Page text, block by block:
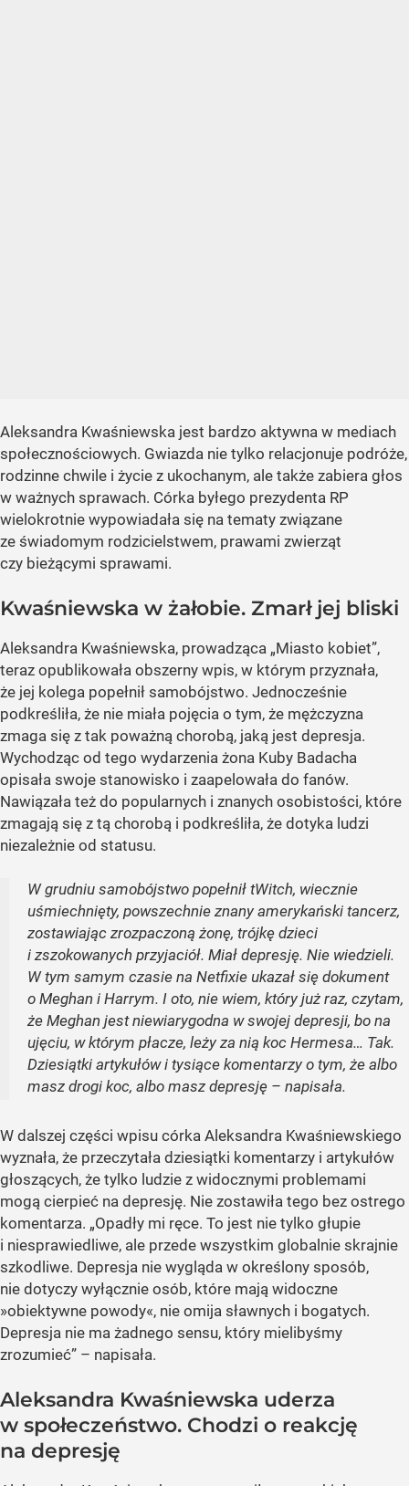
Aleksandra Kwaśniewska jest bardzo aktywna w mediach
społecznościowych. Gwiazda nie tylko relacjonuje podróże,
rodzinne chwile i życie z ukochanym, ale także zabiera głos
w ważnych sprawach. Córka byłego prezydenta RP
wielokrotnie wypowiadała się na tematy związane
ze świadomym rodzicielstwem, prawami zwierząt
czy bieżącymi sprawami.
Kwaśniewska w żałobie. Zmarł jej bliski
Aleksandra Kwaśniewska, prowadząca „Miasto kobiet”,
teraz opublikowała obszerny wpis, w którym przyznała,
że jej kolega popełnił samobójstwo. Jednocześnie
podkreśliła, że nie miała pojęcia o tym, że mężczyzna
zmaga się z tak poważną chorobą, jaką jest depresja.
Wychodząc od tego wydarzenia żona Kuby Badacha
opisała swoje stanowisko i zaapelowała do fanów.
Nawiązała też do popularnych i znanych osobistości, które
zmagają się z tą chorobą i podkreśliła, że dotyka ludzi
niezależnie od statusu.
W grudniu samobójstwo popełnił tWitch, wiecznie
uśmiechnięty, powszechnie znany amerykański tancerz,
zostawiając zrozpaczoną żonę, trójkę dzieci
i zszokowanych przyjaciół. Miał depresję. Nie wiedzieli.
W tym samym czasie na Netfixie ukazał się dokument
o Meghan i Harrym. I oto, nie wiem, który już raz, czytam,
że Meghan jest niewiarygodna w swojej depresji, bo na
ujęciu, w którym płacze, leży za nią koc Hermesa… Tak.
Dziesiątki artykułów i tysiące komentarzy o tym, że albo
masz drogi koc, albo masz depresję – napisała.
W dalszej części wpisu córka Aleksandra Kwaśniewskiego
wyznała, że przeczytała dziesiątki komentarzy i artykułów
głoszących, że tylko ludzie z widocznymi problemami
mogą cierpieć na depresję. Nie zostawiła tego bez ostrego
komentarza. „Opadły mi ręce. To jest nie tylko głupie
i niesprawiedliwe, ale przede wszystkim globalnie skrajnie
szkodliwe. Depresja nie wygląda w określony sposób,
nie dotyczy wyłącznie osób, które mają widoczne
»obiektywne powody«, nie omija sławnych i bogatych.
Depresja nie ma żadnego sensu, który mielibyśmy
zrozumieć” – napisała.
Aleksandra Kwaśniewska uderza
w społeczeństwo. Chodzi o reakcję
na depresję